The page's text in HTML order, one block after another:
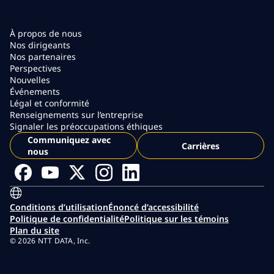
À propos de nous
Nos dirigeants
Nos partenaires
Perspectives
Nouvelles
Événements
Légal et conformité
Renseignements sur l’entreprise
Signaler les préoccupations éthiques
Communiquez avec
nous
Carrières
Conditions d’utilisationÉnoncé d’accessibilité
Politique de confidentialitéPolitique sur les témoins
Plan du site
© 2026 NTT DATA, Inc.